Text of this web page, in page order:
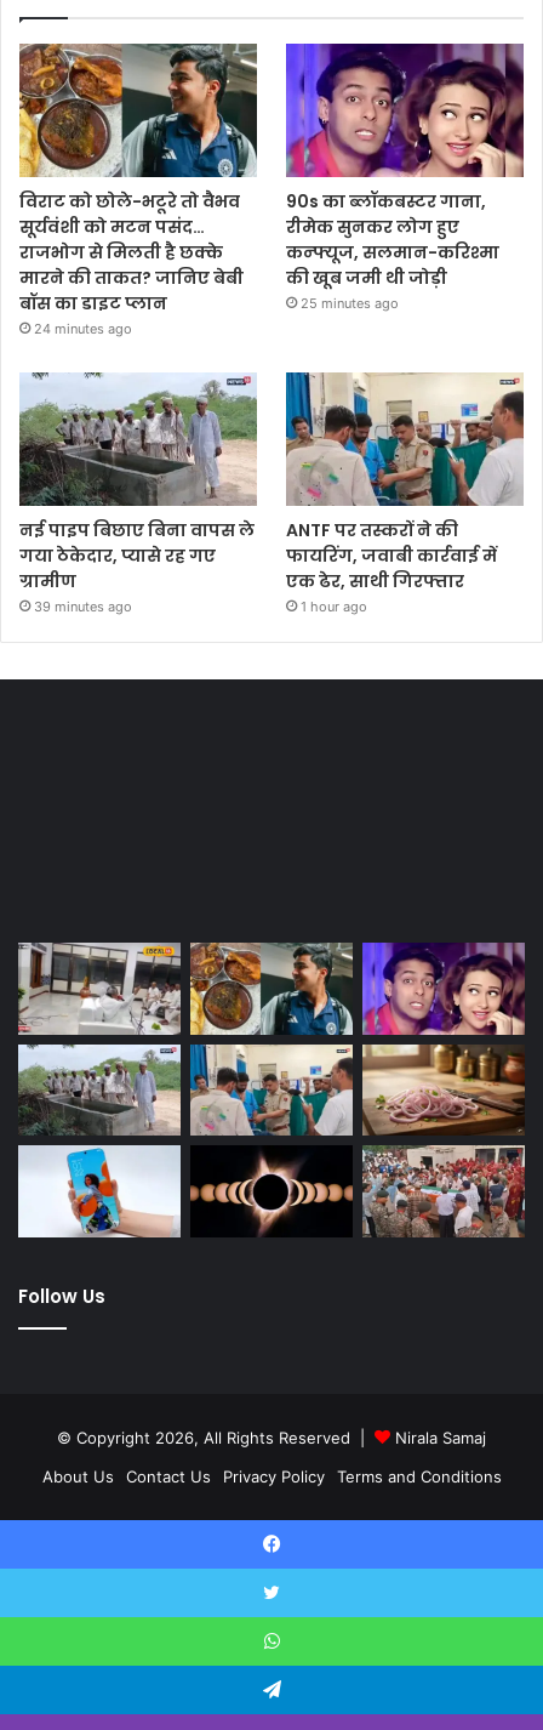
विराट को छोले-भटूरे तो वैभव
सूर्यवंशी को मटन पसंद…
राजभोग से मिलती है छक्के
मारने की ताकत? जानिए बेबी
बॉस का डाइट प्लान
24 minutes ago
90s का ब्लॉकबस्टर गाना,
रीमेक सुनकर लोग हुए
कन्फ्यूज, सलमान-करिश्मा
की खूब जमी थी जोड़ी
25 minutes ago
नई पाइप बिछाए बिना वापस ले
गया ठेकेदार, प्यासे रह गए
ग्रामीण
39 minutes ago
ANTF पर तस्करों ने की
फायरिंग, जवाबी कार्रवाई में
एक ढेर, साथी गिरफ्तार
1 hour ago
Follow Us
© Copyright 2026, All Rights Reserved |
Nirala Samaj
About Us
Contact Us Privacy Policy Terms and Conditions
Twitter
Facebook
Twitter
WhatsApp
Telegram